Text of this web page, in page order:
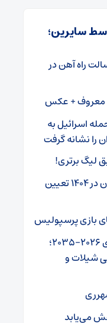
سایرین؛
راه آهن در
معروف + عکس
اسرائیل به
را نشانه گرفت
لیگ برتری!
فوری | حداقل حقوق کارمندان در ۱۴۰۴ تعیین
بازی پرسپولیس
چشم‌انداز کشاورزی فائو برای ۲۰۲۶-۲۰۳۵؛
شیلات و
می‌یابد